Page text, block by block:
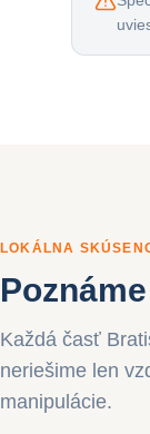
LOKÁLNA
Každá časť
neriešime len
manipulácie.